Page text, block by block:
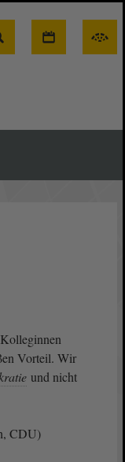
Vorteil. Wir
und nicht
CDU)